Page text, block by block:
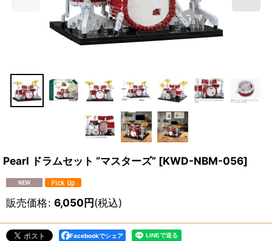
Pearl ドラムセット “マスターズ” [KWD-NBM-056]
販売価格: 6,050円(税込)
Facebookでシェア